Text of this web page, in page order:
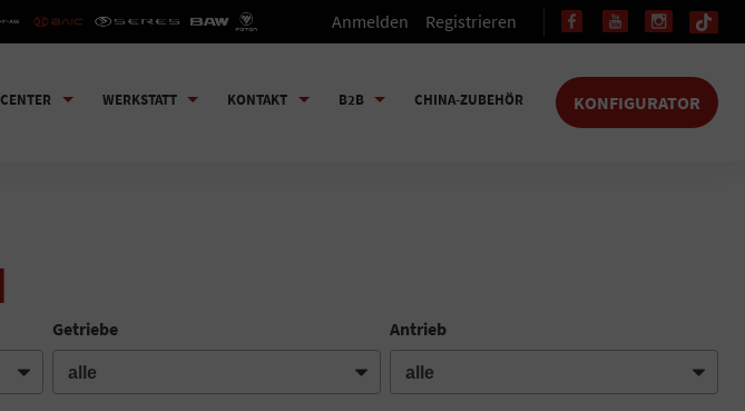
Anmelden Registrieren
WERKSTATT KONTAKT B2B CHINA-ZUBEHÖR KONFIGURATOR
Getriebe Antrieb